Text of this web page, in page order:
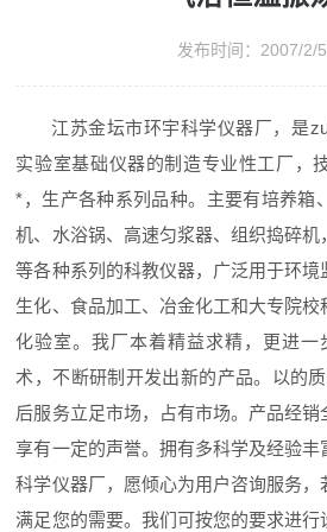
发布时间：2007/
江苏金坛市环宇科学仪器厂，是
实验室基础仪器的制造专业性工厂，
*，生产各种系列品种。主要有培养箱
机、水浴锅、高速匀浆器、组织捣碎
等各种系列的科教仪器，广泛用于环境
生化、食品加工、冶金化工和大专院校
化验室。我厂本着精益求精，更进一
术，不断研制开发出新的产品。以的
后服务立足市场，占有市场。产品经
享有一定的声誉。拥有多科学及经验
科学仪器厂，愿倾心为用户咨询服务
满足您的需要。我们可按您的要求进